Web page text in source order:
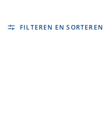
FILTEREN EN SORTEREN